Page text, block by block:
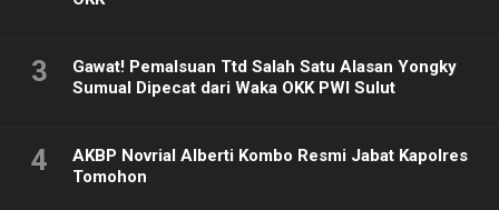
3
Gawat! Pemalsuan Ttd Salah Satu Alasan Yongky
Sumual Dipecat dari Waka OKK PWI Sulut
4
AKBP Novrial Alberti Kombo Resmi Jabat Kapolres
Tomohon